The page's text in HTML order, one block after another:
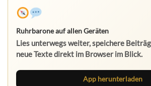
Ruhrbarone auf allen Geräten
Lies unterwegs weiter, speichere
neue Texte direkt im Browser im Blick.
App herunterladen